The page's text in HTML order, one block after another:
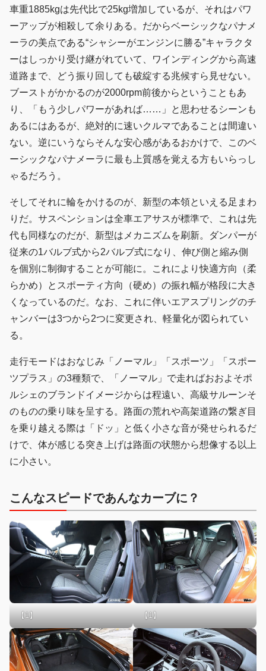
車重1885kgは先代比で25kg増加しているが、それはパワ
ーアップが相殺して余りある。だからベーシックなパナメ
ーラの美点である“シャシーがエンジンに勝る”キャラクタ
ーはしっかり受け継がれていて、ワインディングから高速
道路まで、どう振り回しても破綻する兆候すら見せない。
ブーストがかかるのが2000rpm前後からということもあ
り、「もう少しパワーがあれば……」と思わせるシーンも
あるにはあるが、絶対的に速いクルマであることは間違い
ない。逆にいうならそんな安心感があるおかけで、このベ
ーシックなパナメーラに最も上質感を覚える方もいらっし
ゃるだろう。
そしてそれに輪をかけるのが、新型の本領といえる足まわ
りだ。サスペンションは全車エアサスが標準で、これは先
代も同様なのだが、新型はメカニズムを刷新。ダンパーが
従来の1バルブ式から2バルブ式になり、伸び側と縮み側
を個別に制御することが可能に。これにより快適方向（柔
らかめ）とスポーティ方向（硬め）の振れ幅が格段に大き
くなっているのだ。なお、これに伴いエアスプリングのチ
ャンバーは3つから2つに変更され、軽量化が図られてい
る。
走行モードはおなじみ「ノーマル」「スポーツ」「スポー
ツプラス」の3種類で、「ノーマル」で走ればおおよそポ
ルシェのブランドイメージからは程遠い、高級サルーンそ
のものの乗り味を呈する。路面の荒れや高架道路の繋ぎ目
を乗り越える際は「ドッ」と低く小さな音が発せられるだ
けで、体が感じる突き上げは路面の状態から想像する以上
に小さい。
こんなスピードであんなカーブに？
【1】 【1】